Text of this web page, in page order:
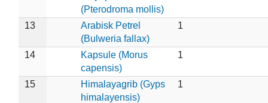
(Pterodroma mollis)
13
Arabisk Petrel
(Bulweria fallax)
1
14
Kapsule (Morus
capensis)
1
15
Himalayagrib (Gyps
himalayensis)
1